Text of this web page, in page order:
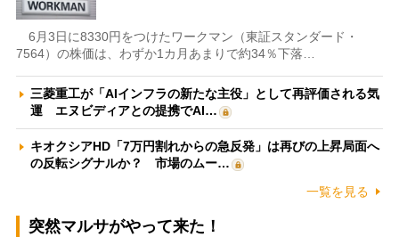
6月3日に8330円をつけたワークマン（東証スタンダード・
7564）の株価は、わずか1カ月あまりで約34％下落…
三菱重工が「AIインフラの新たな主役」として再評価される気
運 エヌビディアとの提携でAI…
キオクシアHD「7万円割れからの急反発」は再びの上昇局面へ
の反転シグナルか？ 市場のムー…
一覧を見る
突然マルサがやって来た！